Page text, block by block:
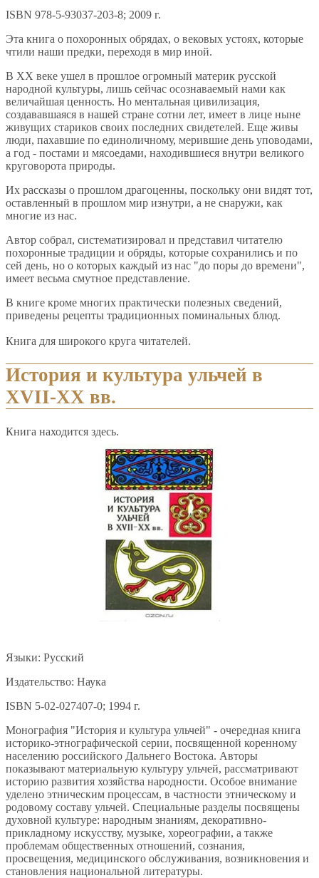
ISBN 978-5-93037-203-8; 2009 г.
Эта книга о похоронных обрядах, о вековых устоях, которые
чтили наши предки, переходя в мир иной.
В XX веке ушел в прошлое огромный материк русской
народной культуры, лишь сейчас осознаваемый нами как
величайшая ценность. Но ментальная цивилизация,
создававшаяся в нашей стране сотни лет, имеет в лице ныне
живущих стариков своих последних свидетелей. Еще живы
люди, пахавшие по единоличному, мерившие день уповодами,
а год - постами и мясоедами, находившиеся внутри великого
круговорота природы.
Их рассказы о прошлом драгоценны, поскольку они видят тот,
оставленный в прошлом мир изнутри, а не снаружи, как
многие из нас.
Автор собрал, систематизировал и представил читателю
похоронные традиции и обряды, которые сохранились и по
сей день, но о которых каждый из нас "до поры до времени",
имеет весьма смутное представление.
В книге кроме многих практически полезных сведений,
приведены рецепты традиционных поминальных блюд.
Книга для широкого круга читателей.
История и культура ульчей в
XVII-XX вв.
Книга находится здесь.
Языки: Русский
Издательство: Наука
ISBN 5-02-027407-0; 1994 г.
Монография "История и культура ульчей" - очередная книга
историко-этнографической серии, посвященной коренному
населению российского Дальнего Востока. Авторы
показывают материальную культуру ульчей, рассматривают
историю развития хозяйства народности. Особое внимание
уделено этническим процессам, в частности этническому и
родовому составу ульчей. Специальные разделы посвящены
духовной культуре: народным знаниям, декоративно-
прикладному искусству, музыке, хореографии, а также
проблемам общественных отношений, сознания,
просвещения, медицинского обслуживания, возникновения и
становления национальной литературы.